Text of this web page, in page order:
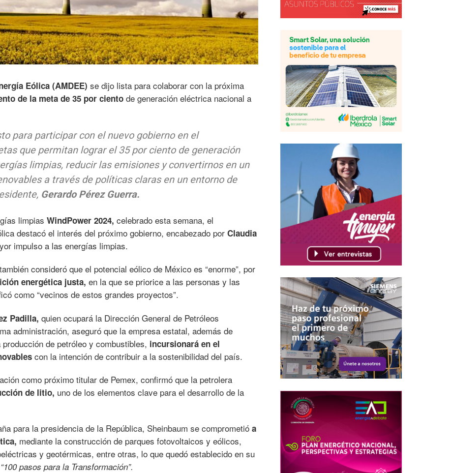
Eólica (AMDEE) se dijo lista para colaborar con la próxima
de la meta de 35 por ciento de generación eléctrica nacional a
para participar con el nuevo gobierno en el
que permitan lograr el 35 por ciento de generación
limpias, reducir las emisiones y convertirnos en un
a través de políticas claras en un entorno de
Gerardo Pérez Guerra.
limpias WindPower 2024, celebrado esta semana, el
destacó el interés del próximo gobierno, encabezado por Claudia
impulso a las energías limpias.
consideró que el potencial eólico de México es “enorme”, por
energética justa, en la que se priorice a las personas y las
como “vecinos de estos grandes proyectos”.
Padilla, quien ocupará la Dirección General de Petróleos
administración, aseguró que la empresa estatal, además de
de petróleo y combustibles, incursionará en el
con la intención de contribuir a la sostenibilidad del país.
como próximo titular de Pemex, confirmó que la petrolera
de litio, uno de los elementos clave para el desarrollo de la
para la presidencia de la República, Sheinbaum se comprometió a
mediante la construcción de parques fotovoltaicos y eólicos,
y geotérmicas, entre otras, lo que quedó establecido en su
“100 pasos para la Transformación”.